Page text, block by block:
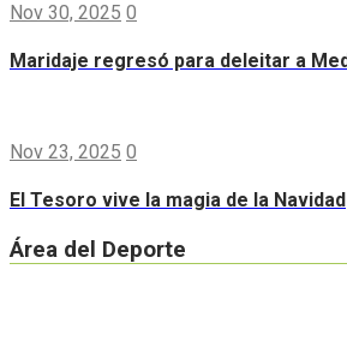
Nov 30, 2025 0
Maridaje regresó para deleitar a
Nov 23, 2025 0
El Tesoro vive la magia de la Navidad
Área del Deporte